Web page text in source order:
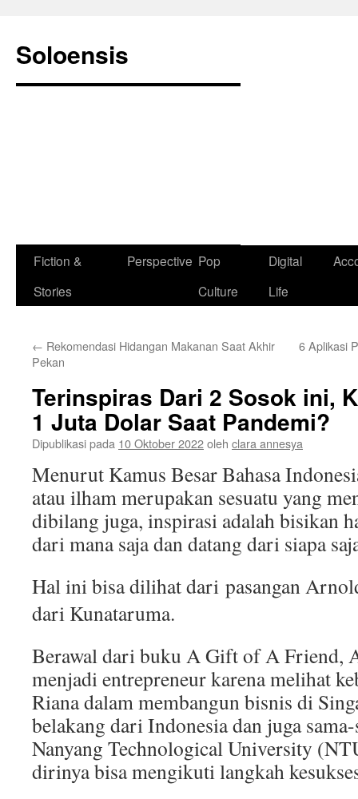
isi
Soloensis
Fiction &
Stories
Perspective Pop
Culture
Digital
Life
← Rekomendasi Hidangan Makanan Saat Akhir
Pekan
6 Aplikasi
Terinspiras Dari 2 Sosok ini,
1 Juta Dolar Saat Pandemi?
Dipublikasi pada 10 Oktober 2022oleh clara annesya
Menurut Kamus Besar Bahasa
atau ilham merupakan sesuatu yang
dibilang juga, inspirasi adalah bisikan
dari mana saja dan datang dari siapa
Hal ini bisa dilihat dari pasangan
dari Kunataruma.
Berawal dari buku A Gift of A Friend,
menjadi entrepreneur karena melihat
Riana dalam membangun bisnis di
belakang dari Indonesia dan juga
Nanyang Technological University
dirinya bisa mengikuti langkah